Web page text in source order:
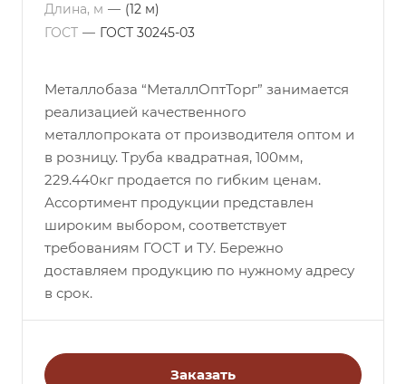
Длина, м — (12 м)
ГОСТ — ГОСТ 30245-03
Металлобаза “МеталлОптТорг” занимается
реализацией качественного
металлопроката от производителя оптом и
в розницу. Труба квадратная, 100мм,
229.440кг продается по гибким ценам.
Ассортимент продукции представлен
широким выбором, соответствует
требованиям ГОСТ и ТУ. Бережно
доставляем продукцию по нужному адресу
в срок.
Заказать